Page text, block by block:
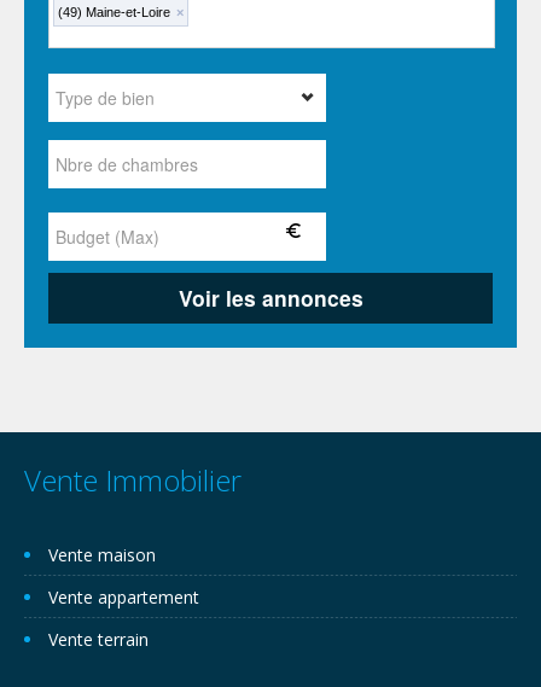
(49) Maine-et-Loire ×
Vente Immobilier
Vente maison
Vente appartement
Vente terrain